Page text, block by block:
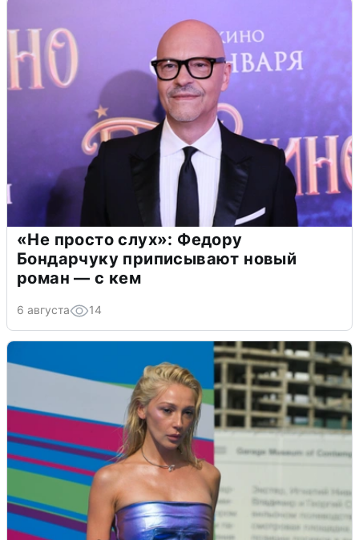
«Не просто слух»: Федору
Бондарчуку приписывают новый
роман — с кем
6 августа 14